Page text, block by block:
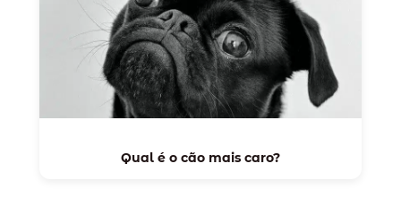
Qual é o cão mais caro?